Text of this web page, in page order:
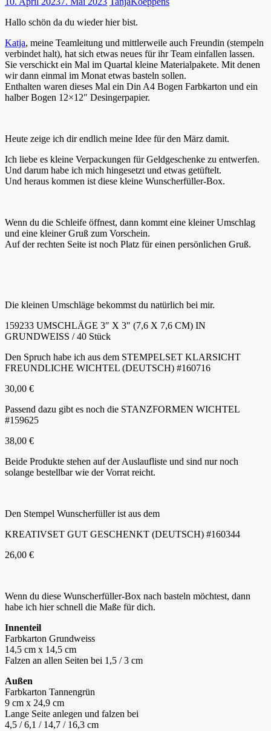
Hallo schön da du wieder hier bist.
Katja, meine Teamleitung und mittlerweile auch Freundin (stempeln
verbindet halt), hat sich etwas neues für ihr Team einfallen lassen.
Sie verschickt ein Mal im Quartal kleine Materialpakete. Mit denen
wir dann einmal im Monat etwas basteln sollen.
Enthalten waren dieses Mal ein Din A4 Bogen Farbkarton und ein
halber Bogen 12×12″ Desingerpapier.
Heute zeige ich dir endlich meine Idee für den März damit.
Ich liebe es kleine Verpackungen für Geldgeschenke zu entwerfen.
Und darum habe ich mich hingesetzt und etwas getüftelt.
Und heraus kommen ist diese kleine Wunscherfüller-Box.
Wenn du die Schleife öffnest, dann kommt eine kleiner Umschlag
und eine kleiner Gruß zum Vorschein.
Auf der rechten Seite ist noch Platz für einen persönlichen Gruß.
Die kleinen Umschläge bekommst du natürlich bei mir.
159233 UMSCHLÄGE 3″ X 3″ (7,6 X 7,6 CM) IN
GRUNDWEISS / 40 Stück
Den Spruch habe ich aus dem STEMPELSET KLARSICHT
FREUNDLICHE WICHTEL (DEUTSCH) #160716
30,00 €
Passend dazu gibt es noch die STANZFORMEN WICHTEL
#159625
38,00 €
Beide Produkte stehen auf der Auslaufliste und sind nur noch
solange bestellbar wie der Vorrat reicht.
Den Stempel Wunscherfüller ist aus dem
KREATIVSET GUT GESCHENKT (DEUTSCH) #160344
26,00 €
Wenn du diese Wunscherfüller-Box nach basteln möchtest, dann
habe ich hier schnell die Maße für dich.
Innenteil
Farbkarton Grundweiss
14,5 cm x 14,5 cm
Falzen an allen Seiten bei 1,5 / 3 cm
Außen
Farbkarton Tannengrün
9 cm x 24,9 cm
Lange Seite anlegen und falzen bei
4,5 / 6,1 / 14,7 / 16,3 cm